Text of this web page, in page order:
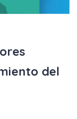
del